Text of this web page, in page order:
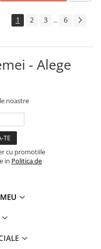
1 2 3 ... 6
- Alege
noastre
cu promotiile
in Politica de